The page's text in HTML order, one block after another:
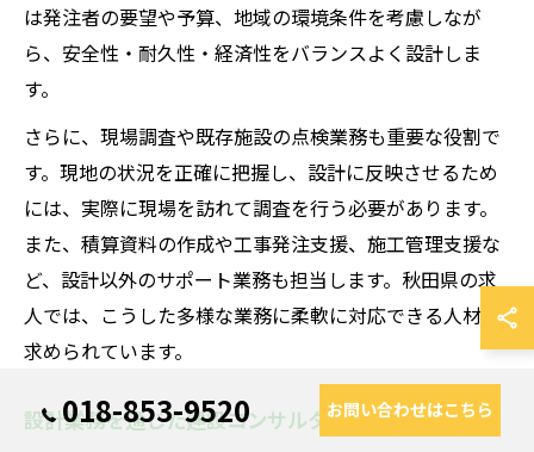
は発注者の要望や予算、地域の環境条件を考慮しなが
ら、安全性・耐久性・経済性をバランスよく設計しま
す。
さらに、現場調査や既存施設の点検業務も重要な役割で
す。現地の状況を正確に把握し、設計に反映させるため
には、実際に現場を訪れて調査を行う必要があります。
また、積算資料の作成や工事発注支援、施工管理支援な
ど、設計以外のサポート業務も担当します。秋田県の求
人では、こうした多様な業務に柔軟に対応できる人材が
求められています。
設計業務を通じた建設コンサルタントの社会貢献
018-853-9520 お問い合わせはこちら